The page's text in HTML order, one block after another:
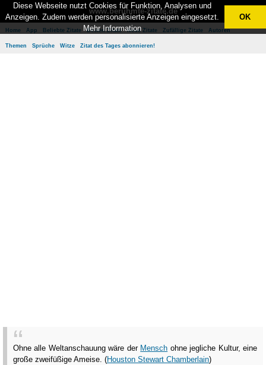
www.berühmte-zitate.de
Home App Beliebte Zitate Besten Zitate Neue Zitate Zufällige Zitate Autoren
Themen Sprüche Witze Zitat des Tages abonnieren!
Ohne alle Weltanschauung wäre der Mensch ohne jegliche Kultur, eine
große zweifüßige Ameise. (Houston Stewart Chamberlain)
Diese Webseite nutzt Cookies für Funktion, Analysen und
Anzeigen. Zudem werden personalisierte Anzeigen eingesetzt.
Mehr Information
OK